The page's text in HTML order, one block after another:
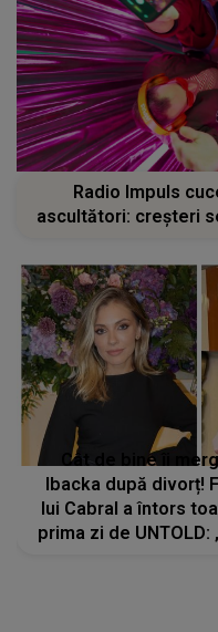
Radio Impuls
ascultători: creșteri
Cât de bine îi
Ibacka după divorț!
lui Cabral a întors
prima zi de UNTOLD: